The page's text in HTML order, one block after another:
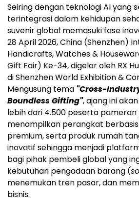
Seiring dengan teknologi AI yang
terintegrasi dalam kehidupan
suvenir global memasuki fase
28 April 2026, China (Shenzhen)
Handicrafts, Watches &
Gift Fair) Ke-34, digelar oleh RX
di Shenzhen World Exhibition &
Mengusung tema "Cross-
Boundless Gifting", ajang ini
lebih dari 4.500 peserta pameran
menampilkan perangkat
premium, serta produk rumah
inovatif sehingga menjadi
bagi pihak pembeli global yang
kebutuhan pengadaan barang (
menemukan tren pasar, dan
bisnis.